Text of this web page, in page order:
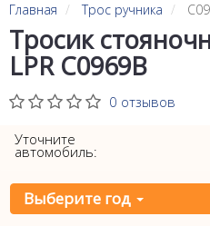
Главная Трос ручника
Тросик
LPR C0969B
0 отзывов
Уточните
автомобиль:
Выберите год